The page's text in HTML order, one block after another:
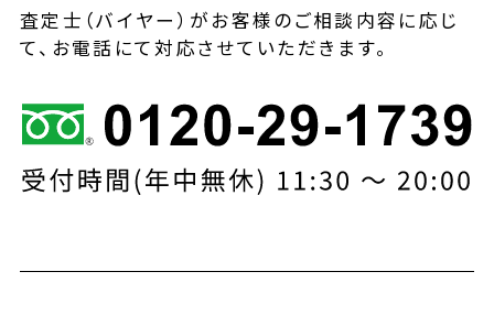
査定士（バイヤー）がお客様のご相談内容に応じ
て、お電話にて対応させていただきます。